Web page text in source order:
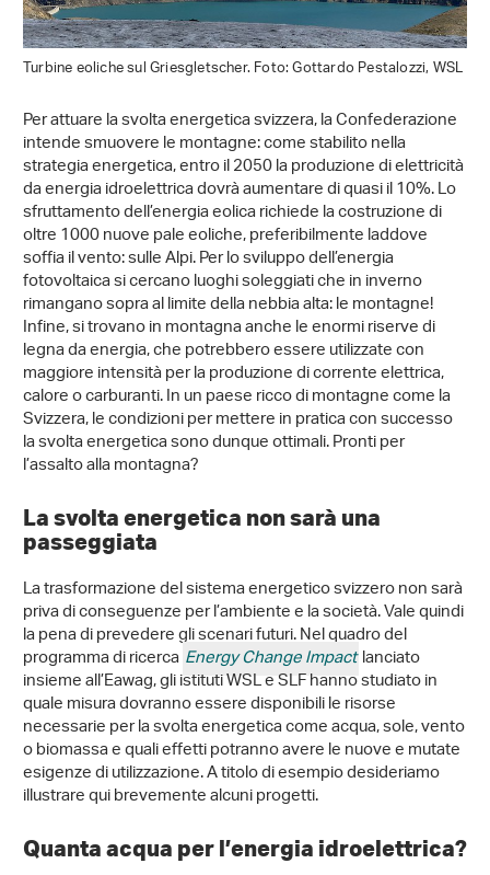
Turbine eoliche sul Griesgletscher. Foto: Gottardo Pestalozzi, WSL
Per attuare la svolta energetica svizzera, la Confederazione
intende smuovere le montagne: come stabilito nella
strategia energetica, entro il 2050 la produzione di elettricità
da energia idroelettrica dovrà aumentare di quasi il 10%. Lo
sfruttamento dell’energia eolica richiede la costruzione di
oltre 1000 nuove pale eoliche, preferibilmente laddove
soffia il vento: sulle Alpi. Per lo sviluppo dell’energia
fotovoltaica si cercano luoghi soleggiati che in inverno
rimangano sopra al limite della nebbia alta: le montagne!
Infine, si trovano in montagna anche le enormi riserve di
legna da energia, che potrebbero essere utilizzate con
maggiore intensità per la produzione di corrente elettrica,
calore o carburanti. In un paese ricco di montagne come la
Svizzera, le condizioni per mettere in pratica con successo
la svolta energetica sono dunque ottimali. Pronti per
l’assalto alla montagna?
La svolta energetica non sarà una
passeggiata
La trasformazione del sistema energetico svizzero non sarà
priva di conseguenze per l’ambiente e la società. Vale quindi
la pena di prevedere gli scenari futuri. Nel quadro del
programma di ricerca Energy Change Impactlanciato
insieme all’Eawag, gli istituti WSL e SLF hanno studiato in
quale misura dovranno essere disponibili le risorse
necessarie per la svolta energetica come acqua, sole, vento
o biomassa e quali effetti potranno avere le nuove e mutate
esigenze di utilizzazione. A titolo di esempio desideriamo
illustrare qui brevemente alcuni progetti.
Quanta acqua per l’energia idroelettrica?